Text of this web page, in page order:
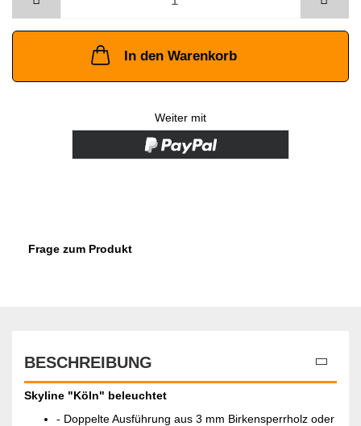
In den Warenkorb
Weiter mit
Frage zum Produkt
BESCHREIBUNG
Skyline "Köln" beleuchtet
- Doppelte Ausführung aus 3 mm Birkensperrholz oder